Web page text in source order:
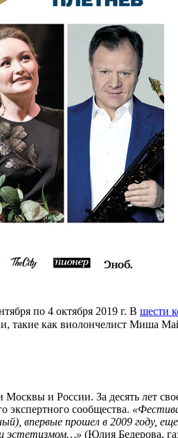
по 4 октября 2019 г. В шести
такие как виолончелист Миша
и России. За десять лет
экспертного сообщества.
впервые прошел в 2009 году,
и эстетизмом…» (Юлия Бедерова,